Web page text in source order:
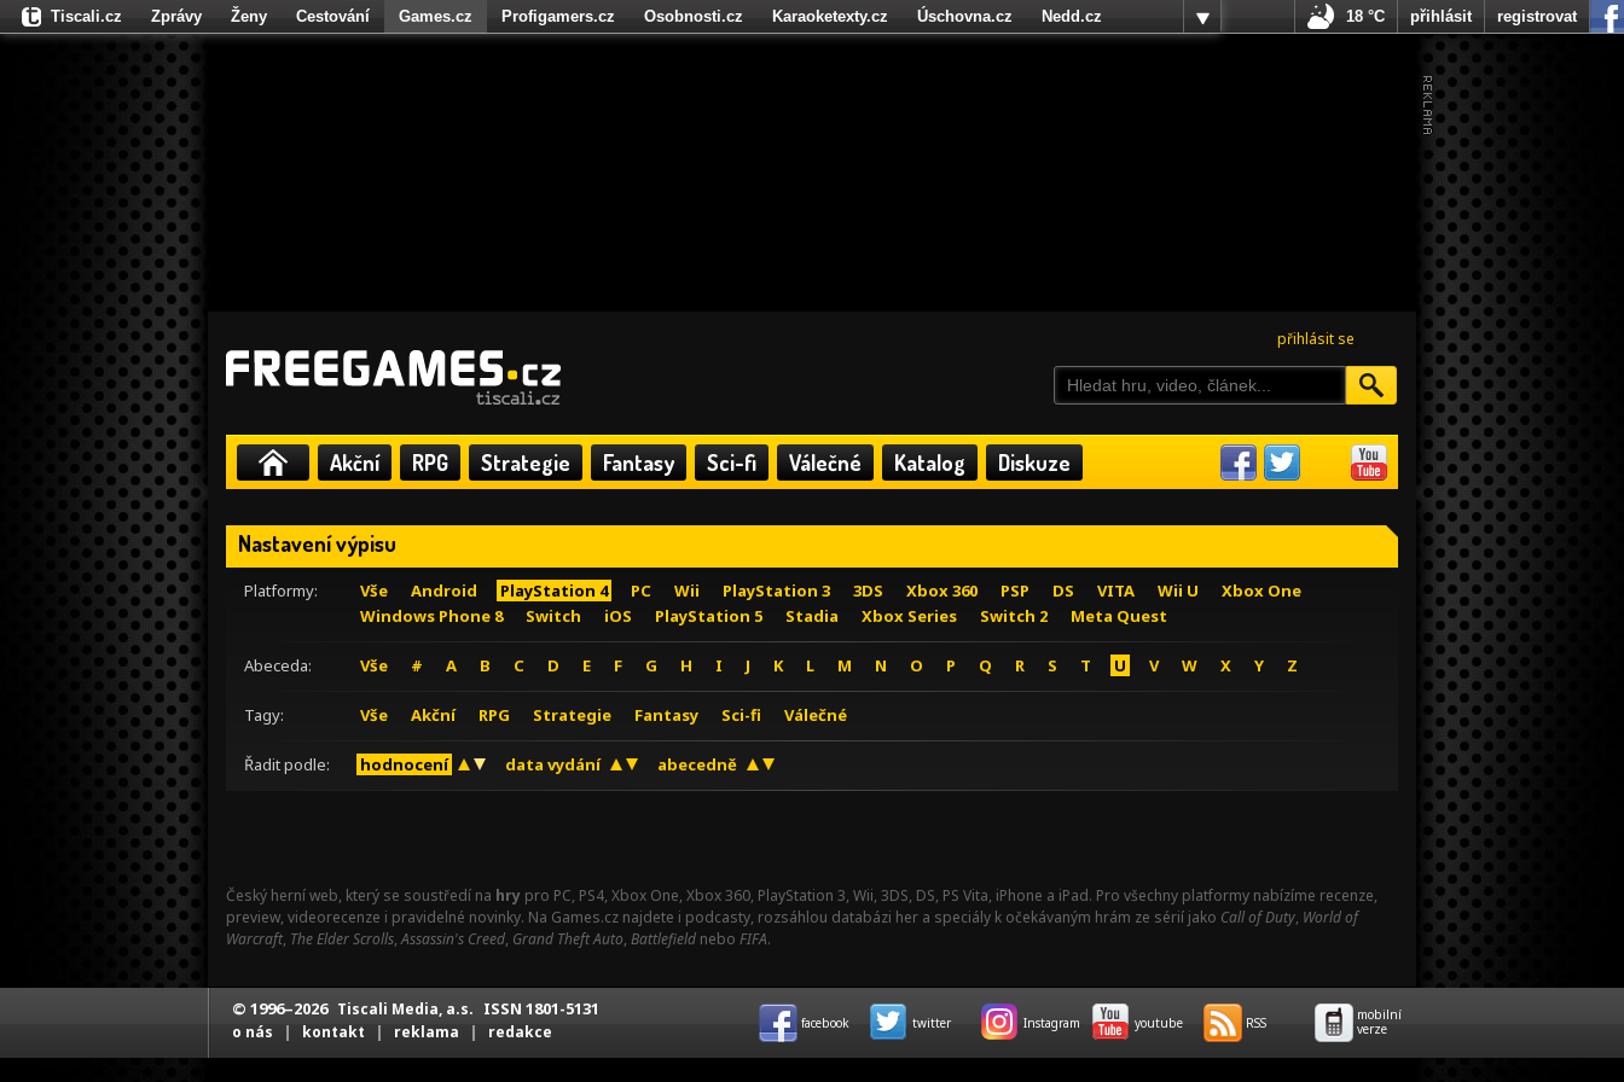
přihlásit se
Akční RPG Strategie Fantasy Sci-fi Válečné Katalog Diskuze
Nastavení výpisu
Platformy: Vše Android PlayStation 4 PC Wii PlayStation 3 3DS Xbox 360 PSP DS VITA Wii U
Xbox One
Windows Phone 8
Switch iOS PlayStation 5 Stadia Xbox Series Switch 2 Meta Quest
Abeceda: Vše # A B C D E F G H I J K L M N O P Q R S T U V W X Y Z
Tagy: Vše Akční RPG Strategie Fantasy Sci-fi Válečné
Řadit podle: hodnocení data vydání abecedně
Český herní web, který se soustředí na hry pro PC, PS4, Xbox One, Xbox 360, PlayStation 3, Wii, 3DS, DS, PS Vita, iPhone a iPad. Pro všechny platformy nabízíme recenze,
preview, videorecenze i pravidelné novinky. Na Games.cz najdete i podcasty, rozsáhlou databázi her a speciály k očekávaným hrám ze sérií jako Call of Duty, World of
Warcraft, The Elder Scrolls,Assassin's Creed, Grand Theft Auto, Battlefield nebo FIFA.
Tiscali.cz Zprávy Ženy Cestování Games.cz Profigamers.cz Osobnosti.cz Karaoketexty.cz Úschovna.cz
Nedd.cz
Fights.cz
18 °C přihlásit registrovat
© 1996–2026 Tiscali Media, a.s. ISSN 1801-5131
o nás | kontakt | reklama | redakce facebook twitter Instagram youtube RSS
mobilní
verze